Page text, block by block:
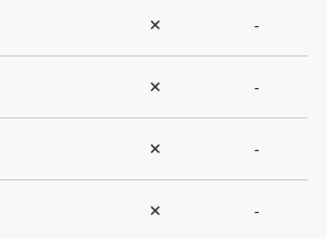
✕ -
✕ -
✕ -
✕ -